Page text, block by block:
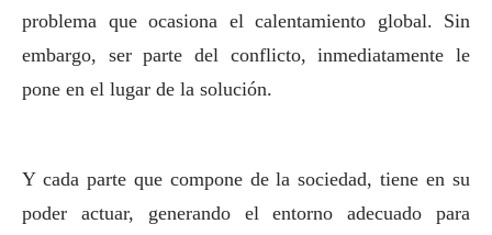
problema que ocasiona el calentamiento global. Sin
embargo, ser parte del conflicto, inmediatamente le
pone en el lugar de la solución.
Y cada parte que compone de la sociedad, tiene en su
poder actuar, generando el entorno adecuado para